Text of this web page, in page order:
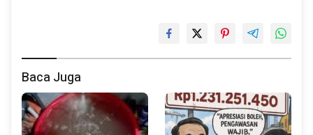
Baca Juga